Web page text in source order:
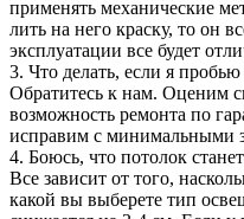
применять механические
лить на него краску, то он
эксплуатации все будет
3. Что делать, если я
Обратитесь к нам. Оценим
возможность ремонта по
исправим с минимальными
4. Боюсь, что потолок
Все зависит от того,
какой вы выберете тип